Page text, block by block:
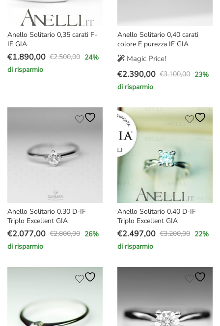
Anello Solitario 0,35 carati F-
IF GIA
€2.500,00
Il
prezzo
€1.890,00
Il
prezzo
24%
di risparmio
Anello Solitario 0,40 carati
colore E purezza IF GIA
Magic Price!
€3.100,00
Il
prezzo
era:
€3.100,00.
€2.390,00
Il
prezzo
è:
€2.390,00.
23%
di risparmio
Anello Solitario 0.30 D-IF
Triplo Excellent GIA
€2.800,00
Il
prezzo
€2.077,00
Il
prezzo
26%
di risparmio
Anello Solitario 0.40 D-IF
Triplo Excellent GIA
€3.200,00
Il
prezzo
€2.497,00
Il
prezzo
22%
di risparmio